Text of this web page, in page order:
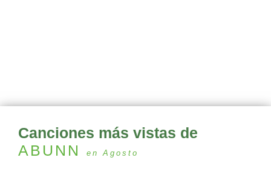
Canciones más vistas de
ABUNN
en Agosto